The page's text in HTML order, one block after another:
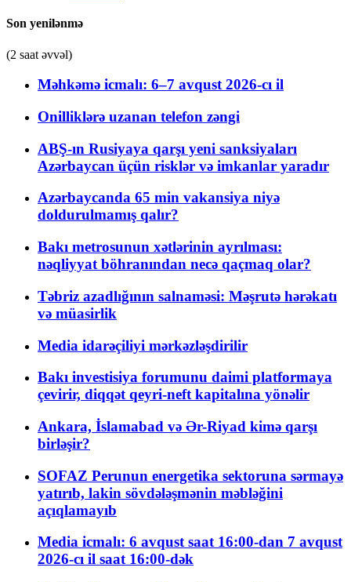
Son yenilənmə
(2 saat əvvəl)
Məhkəmə icmalı: 6–7 avqust 2026-cı il
Onilliklərə uzanan telefon zəngi
ABŞ-ın Rusiyaya qarşı yeni sanksiyaları
Azərbaycan üçün risklər və imkanlar yaradır
Azərbaycanda 65 min vakansiya niyə
doldurulmamış qalır?
Bakı metrosunun xətlərinin ayrılması:
nəqliyyat böhranından necə qaçmaq olar?
Təbriz azadlığının salnaməsi: Məşrutə hərəkatı
və müasirlik
Media idarəçiliyi mərkəzləşdirilir
Bakı investisiya forumunu daimi platformaya
çevirir, diqqət qeyri-neft kapitalına yönəlir
Ankara, İslamabad və Ər-Riyad kimə qarşı
birləşir?
SOFAZ Perunun energetika sektoruna sərmayə
yatırıb, lakin sövdələşmənin məbləğini
açıqlamayıb
Media icmalı: 6 avqust saat 16:00-dan 7 avqust
2026-cı il saat 16:00-dək